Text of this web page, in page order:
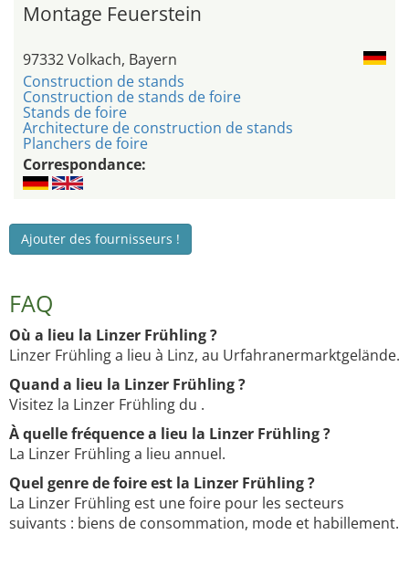
Montage Feuerstein
97332 Volkach, Bayern
Construction de stands
Construction de stands de foire
Stands de foire
Architecture de construction de stands
Planchers de foire
Correspondance:
Ajouter des fournisseurs !
FAQ
Où a lieu la Linzer Frühling ?
Linzer Frühling a lieu à Linz, au Urfahranermarktgelände.
Quand a lieu la Linzer Frühling ?
Visitez la Linzer Frühling du .
À quelle fréquence a lieu la Linzer Frühling ?
La Linzer Frühling a lieu annuel.
Quel genre de foire est la Linzer Frühling ?
La Linzer Frühling est une foire pour les secteurs
suivants : biens de consommation, mode et habillement.